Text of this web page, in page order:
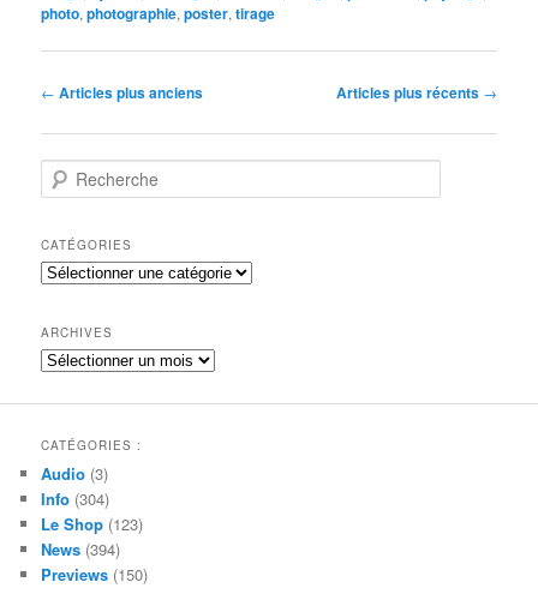
photo,photographie,poster,tirage
Navigation
articles
← Articles plus anciens Articles plus récents →
e
h
e
r
h
e
CATÉGORIES
Catégories
ARCHIVES
Archives
CATÉGORIES :
Audio (3)
Info (304)
Le Shop (123)
News (394)
Previews (150)